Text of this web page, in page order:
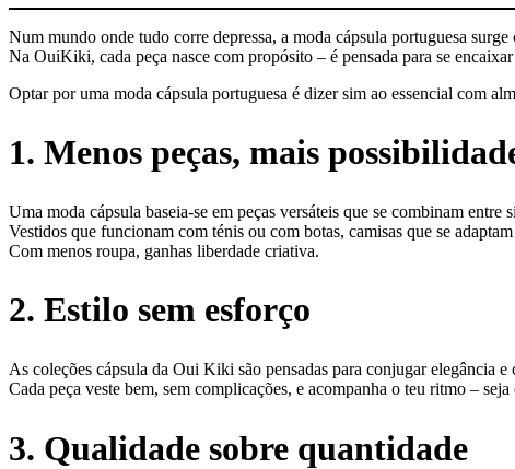
Num mundo onde tudo corre depressa, a moda cápsula portuguesa
Na OuiKiki, cada peça nasce com propósito – é pensada para se
Optar por uma moda cápsula portuguesa é dizer sim ao essencial com
1. Menos peças, mais
Uma moda cápsula baseia-se em peças versáteis que se combinam entre
Vestidos que funcionam com ténis ou com botas, camisas que se
Com menos roupa, ganhas liberdade criativa.
2. Estilo sem esforço
As coleções cápsula da Oui Kiki são pensadas para conjugar elegância e
Cada peça veste bem, sem complicações, e acompanha o teu ritmo –
3. Qualidade sobre quantidade